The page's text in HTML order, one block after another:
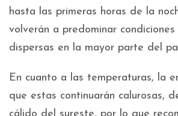
hasta las primeras horas de la
volverán a predominar condiciones
dispersas en la mayor parte del
En cuanto a las temperaturas, la
que estas continuarán calurosas,